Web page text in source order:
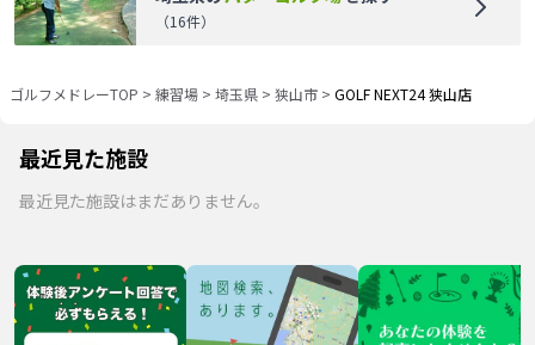
（16件）
ゴルフメドレーTOP > 練習場 > 埼玉県 > 狭山市 > GOLF NEXT24 狭山店
最近見た施設
最近見た施設はまだありません。